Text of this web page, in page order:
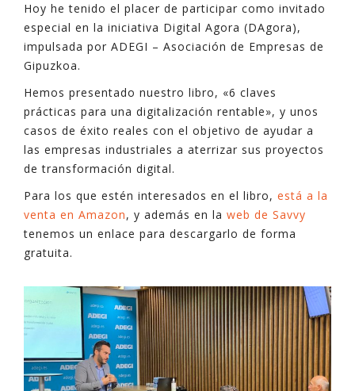
Hoy he tenido el placer de participar como invitado
especial en la iniciativa Digital Agora (DAgora),
impulsada por ADEGI – Asociación de Empresas de
Gipuzkoa.
Hemos presentado nuestro libro, «6 claves
prácticas para una digitalización rentable», y unos
casos de éxito reales con el objetivo de ayudar a
las empresas industriales a aterrizar sus proyectos
de transformación digital.
Para los que estén interesados en el libro, está a la
venta en Amazon, y además en la web de Savvy
tenemos un enlace para descargarlo de forma
gratuita.